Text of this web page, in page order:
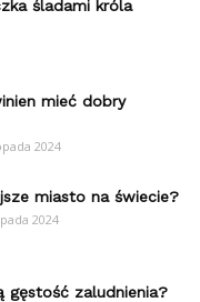
śladami króla
mieć dobry
2024
miasto na świecie?
2024
gęstość zaludnienia?